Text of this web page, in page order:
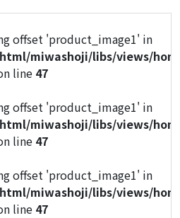
offset 'product_image1' in
miwashoji/libs/views/
line 47
offset 'product_image1' in
miwashoji/libs/views/
line 47
offset 'product_image1' in
miwashoji/libs/views/
line 47